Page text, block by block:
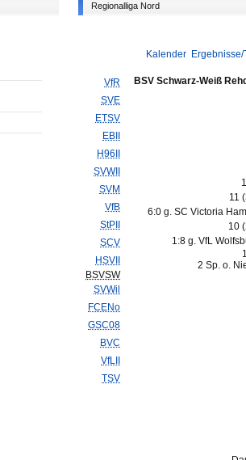
Regionalliga Nord
Kalender
VfR
SVE
ETSV
EBII
H96II
SVWII
SVM
VfB
StPII
SCV
HSVII
BSVSW
SVWil
FCENo
GSC08
BVC
VfLII
TSV
BSV Schwarz-Weiß
11
6:0 g. SC Victoria
10
1:8 g. VfL
2 Sp. o.